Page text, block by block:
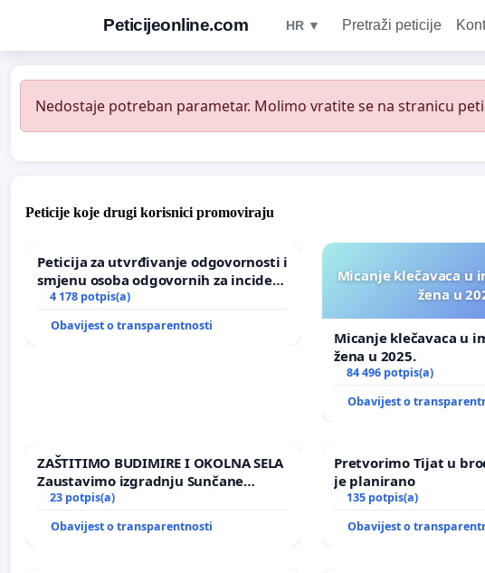
Peticijeonline.com HR ▼ Pretraži peticije
Nedostaje potreban parametar. Molimo vratite se na stranicu
Peticije koje drugi korisnici promoviraju
Peticija za utvrđivanje odgovornosti i
smjenu osoba odgovornih za incident
u Zoološkom vrtu Grada Zagreba
4 178 potpis(a)
Obavijest o transparentnosti
Micanje klečavaca u
žena u
Micanje klečavaca u
žena u 2025.
84 496 potpis(a)
Obavijest o
ZAŠTITIMO BUDIMIRE I OKOLNA SELA
Zaustavimo izgradnju Sunčane
elektrane Vedrine na području
Ugljana
23 potpis(a)
Obavijest o transparentnosti
Pretvorimo Tijat u
je planirano
135 potpis(a)
Obavijest o